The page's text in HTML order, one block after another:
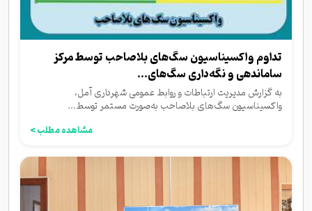
تداوم واکسیناسیون سگ‌های بلاصاحب توسط مرکز
ساماندهی و نگه‌داری سگ‌های...
به گزارش مدیریت ارتباطات و روابط عمومی شهرداری آمل،
واکسیناسیون سگ‌های بلاصاحب به‌صورت مستمر توسط...
مشاهده مطلب >